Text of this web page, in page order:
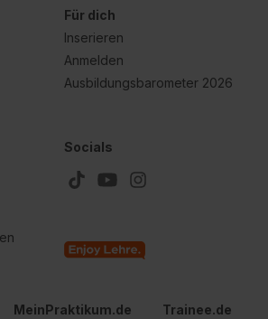
Für dich
Inserieren
Anmelden
Ausbildungsbarometer 2026
Socials
MeinPraktikum.de Trainee.de